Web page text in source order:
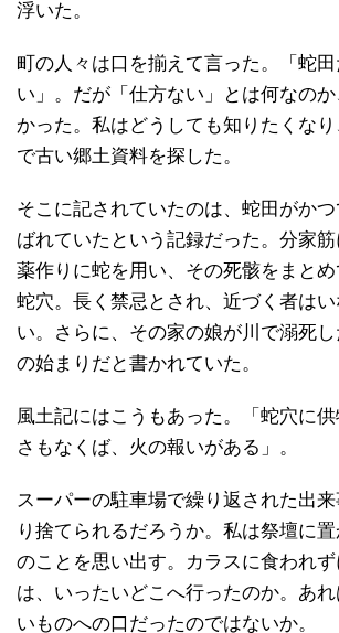
浮いた。
町の人々は口を揃えて言った。「蛇
い」。だが「仕方ない」とは何なの
かった。私はどうしても知りたくな
で古い郷土資料を探した。
そこに記されていたのは、蛇田がか
ばれていたという記録だった。分家
薬作りに蛇を用い、その死骸をまと
蛇穴。長く禁忌とされ、近づく者は
い。さらに、その家の娘が川で溺死
の始まりだと書かれていた。
風土記にはこうもあった。「蛇穴に供
さもなくば、火の報いがある」。
スーパーの駐車場で繰り返された出
り捨てられるだろうか。私は祭壇に
のことを思い出す。カラスに食われ
は、いったいどこへ行ったのか。あ
いものへの口だったのではないか。